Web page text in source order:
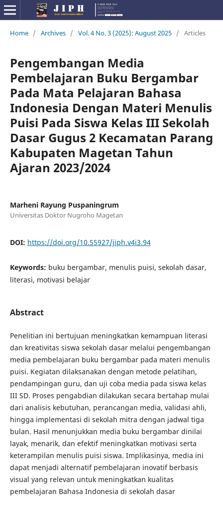
Home / Archives / Vol. 4 No. 3 (2025): August 2025 / Articles
Pengembangan Media
Pembelajaran Buku Bergambar
Pada Mata Pelajaran Bahasa
Indonesia Dengan Materi Menulis
Puisi Pada Siswa Kelas III Sekolah
Dasar Gugus 2 Kecamatan Parang
Kabupaten Magetan Tahun
Ajaran 2023/2024
Marheni Rayung Puspaningrum
Universitas Doktor Nugroho Magetan
DOI: https://doi.org/10.55927/jiph.v4i3.94
Keywords: buku bergambar, menulis puisi, sekolah dasar,
literasi, motivasi belajar
Abstract
Penelitian ini bertujuan meningkatkan kemampuan literasi
dan kreativitas siswa sekolah dasar melalui pengembangan
media pembelajaran buku bergambar pada materi menulis
puisi. Kegiatan dilaksanakan dengan metode pelatihan,
pendampingan guru, dan uji coba media pada siswa kelas
III SD. Proses pengabdian dilakukan secara bertahap mulai
dari analisis kebutuhan, perancangan media, validasi ahli,
hingga implementasi di sekolah mitra dengan jadwal tiga
bulan. Hasil menunjukkan media buku bergambar dinilai
layak, menarik, dan efektif meningkatkan motivasi serta
keterampilan menulis puisi siswa. Implikasinya, media ini
dapat menjadi alternatif pembelajaran inovatif berbasis
visual yang relevan untuk meningkatkan kualitas
pembelajaran Bahasa Indonesia di sekolah dasar